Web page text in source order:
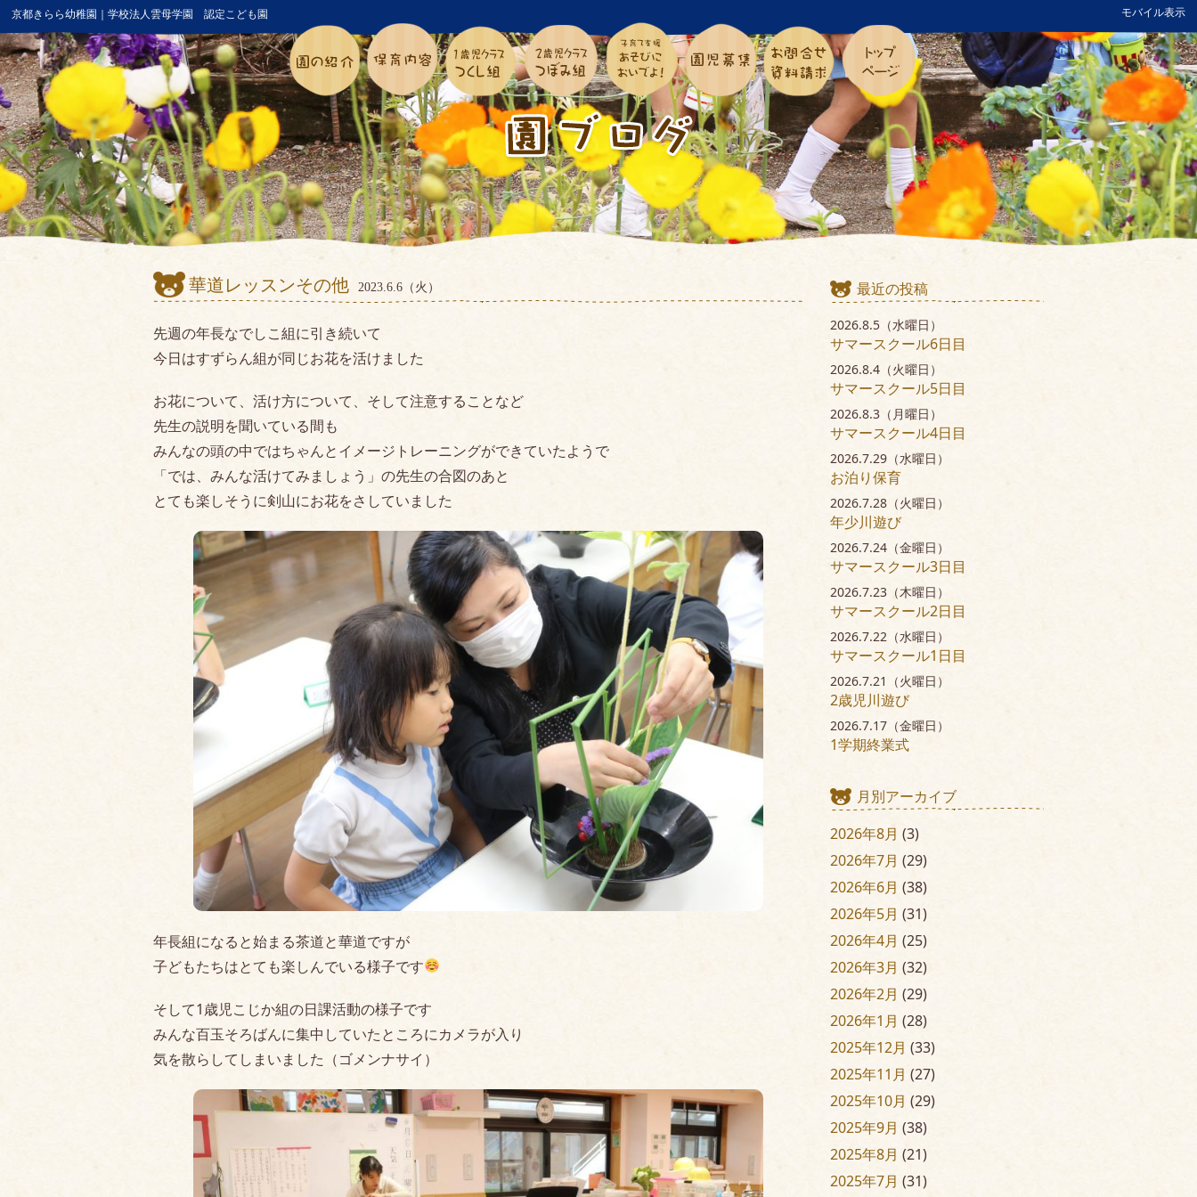
京都きらら幼稚園｜学校法人雲母学園 認定こども園 モバイル表示
華道レッスンその他 2023.6.6（火）
先週の年長なでしこ組に引き続いて
今日はすずらん組が同じお花を活けました
お花について、活け方について、そして注意することなど
先生の説明を聞いている間も
みんなの頭の中ではちゃんとイメージトレーニングができていたようで
「では、みんな活けてみましょう」の先生の合図のあと
とても楽しそうに剣山にお花をさしていました
年長組になると始まる茶道と華道ですが
子どもたちはとても楽しんでいる様子です
そして1歳児こじか組の日課活動の様子です
みんな百玉そろばんに集中していたところにカメラが入り
気を散らしてしまいました（ゴメンナサイ）
最近の投稿
2026.8.5（水曜日）
サマースクール6日目
2026.8.4（火曜日）
サマースクール5日目
2026.8.3（月曜日）
サマースクール4日目
2026.7.29（水曜日）
お泊り保育
2026.7.28（火曜日）
年少川遊び
2026.7.24（金曜日）
サマースクール3日目
2026.7.23（木曜日）
サマースクール2日目
2026.7.22（水曜日）
サマースクール1日目
2026.7.21（火曜日）
2歳児川遊び
2026.7.17（金曜日）
1学期終業式
月別アーカイブ
2026年8月 (3)
2026年7月 (29)
2026年6月 (38)
2026年5月 (31)
2026年4月 (25)
2026年3月 (32)
2026年2月 (29)
2026年1月 (28)
2025年12月 (33)
2025年11月 (27)
2025年10月 (29)
2025年9月 (38)
2025年8月 (21)
2025年7月 (31)